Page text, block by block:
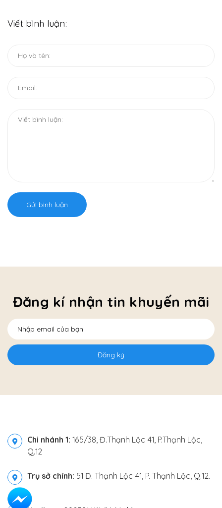
Viết bình luận:
Gửi bình luận
Đăng kí nhận tin khuyến mãi
Đăng ký
Chi nhánh 1: 165/38, Đ.Thạnh Lộc 41, P.Thạnh Lộc,
Q.12
Trụ sở chính: 51 Đ. Thạnh Lộc 41, P. Thạnh Lộc, Q.12.